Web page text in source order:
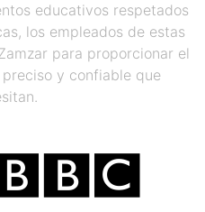
educativos respetados
los empleados de estas
para proporcionar el
y confiable que